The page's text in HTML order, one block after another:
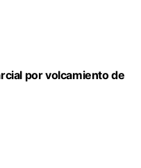
por volcamiento de